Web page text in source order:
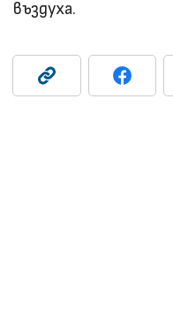
въздуха.